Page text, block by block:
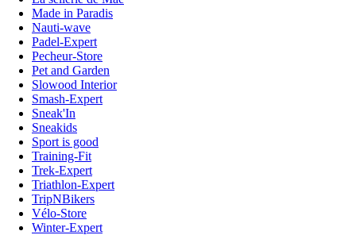
Made in Paradis
Nauti-wave
Padel-Expert
Pecheur-Store
Pet and Garden
Slowood Interior
Smash-Expert
Sneak'In
Sneakids
Sport is good
Training-Fit
Trek-Expert
Triathlon-Expert
TripNBikers
Vélo-Store
Winter-Expert